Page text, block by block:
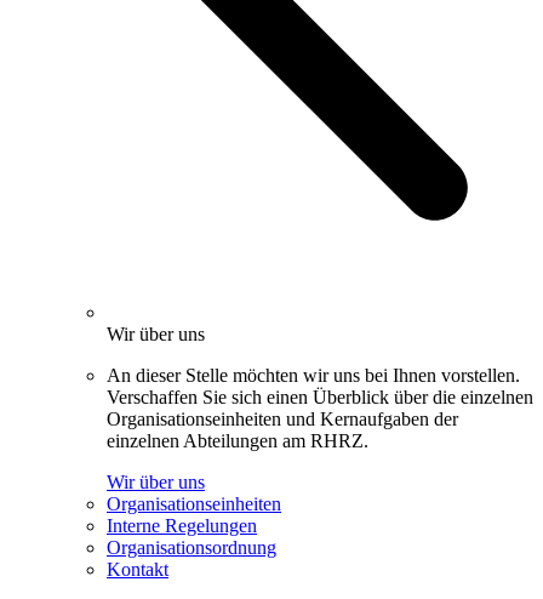
Wir über uns
An dieser Stelle möchten wir uns bei Ihnen vorstellen.
Verschaffen Sie sich einen Überblick über die einzelnen
Organisationseinheiten und Kernaufgaben der
einzelnen Abteilungen am RHRZ.
Wir über uns
Organisationseinheiten
Interne Regelungen
Organisationsordnung
Kontakt